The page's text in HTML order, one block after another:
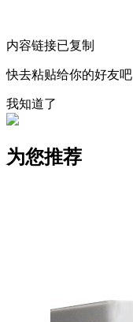
内容链接已复制
快去粘贴给你的好友吧
我知道了
为您推荐